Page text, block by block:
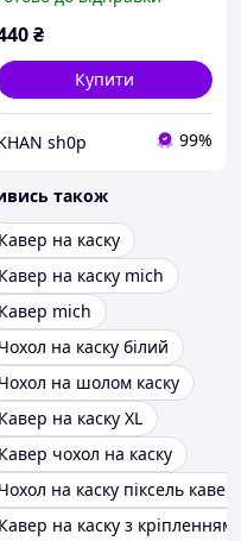
₴
Купити
sh0p 99%
також
Кавер на каску
Кавер на каску mich
Кавер mich
Чохол на каску білий
Чохол на шолом каску
Кавер на каску XL
Кавер чохол на каску
Чохол на каску піксель кавер
Кавер на каску з кріпленням